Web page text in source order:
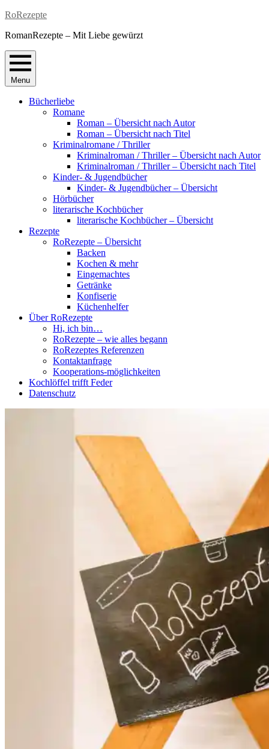
Skip
content
RoRezepte
RomanRezepte – Mit Liebe gewürzt
Menu
Bücherliebe
Romane
Roman – Übersicht nach Autor
Roman – Übersicht nach Titel
Kriminalromane / Thriller
Kriminalroman / Thriller – Übersicht nach Autor
Kriminalroman / Thriller – Übersicht nach Titel
Kinder- & Jugendbücher
Kinder- & Jugendbücher – Übersicht
Hörbücher
literarische Kochbücher
literarische Kochbücher – Übersicht
Rezepte
RoRezepte – Übersicht
Backen
Kochen & mehr
Eingemachtes
Getränke
Konfiserie
Küchenhelfer
Über RoRezepte
Hi, ich bin…
RoRezepte – wie alles begann
RoRezeptes Referenzen
Kontaktanfrage
Kooperations-möglichkeiten
Kochlöffel trifft Feder
Datenschutz